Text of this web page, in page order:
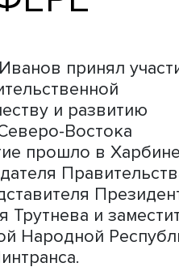
СФЕРЕ
Иванов
и
и Северо-
прошло